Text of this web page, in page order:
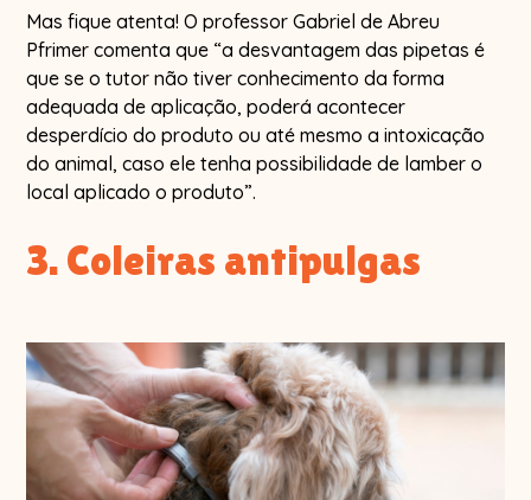
Mas fique atenta! O professor Gabriel de Abreu
Pfrimer comenta que “a desvantagem das pipetas é
que se o tutor não tiver conhecimento da forma
adequada de aplicação, poderá acontecer
desperdício do produto ou até mesmo a intoxicação
do animal, caso ele tenha possibilidade de lamber o
local aplicado o produto”.
3. Coleiras antipulgas